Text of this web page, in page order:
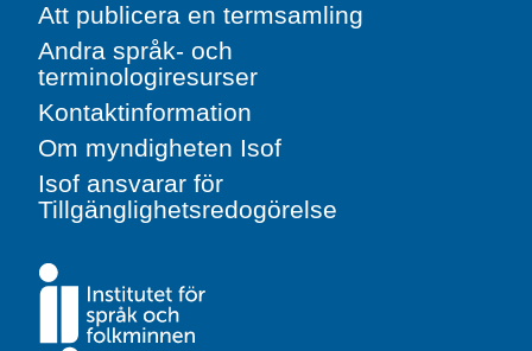
Att publicera en termsamling
Andra språk- och
terminologiresurser
Kontaktinformation
Om myndigheten Isof
Isof ansvarar för
Tillgänglighetsredogörelse